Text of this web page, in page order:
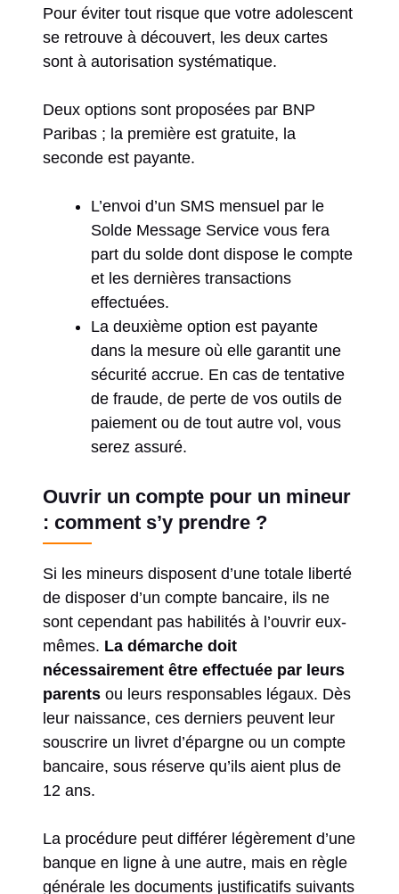
Pour éviter tout risque que votre adolescent
se retrouve à découvert, les deux cartes
sont à autorisation systématique.
Deux options sont proposées par BNP
Paribas ; la première est gratuite, la
seconde est payante.
L’envoi d’un SMS mensuel par le
Solde Message Service vous fera
part du solde dont dispose le compte
et les dernières transactions
effectuées.
La deuxième option est payante
dans la mesure où elle garantit une
sécurité accrue. En cas de tentative
de fraude, de perte de vos outils de
paiement ou de tout autre vol, vous
serez assuré.
Ouvrir un compte pour un mineur
: comment s’y prendre ?
Si les mineurs disposent d’une totale liberté
de disposer d’un compte bancaire, ils ne
sont cependant pas habilités à l’ouvrir eux-
mêmes. La démarche doit
nécessairement être effectuée par leurs
parents ou leurs responsables légaux. Dès
leur naissance, ces derniers peuvent leur
souscrire un livret d’épargne ou un compte
bancaire, sous réserve qu’ils aient plus de
12 ans.
La procédure peut différer légèrement d’une
banque en ligne à une autre, mais en règle
générale les documents justificatifs suivants